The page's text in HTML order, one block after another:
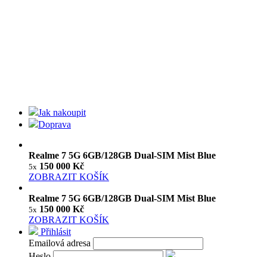
Jak nakoupit
Doprava
Realme 7 5G 6GB/128GB Dual-SIM Mist Blue
5x 150 000 Kč
ZOBRAZIT KOŠÍK
Realme 7 5G 6GB/128GB Dual-SIM Mist Blue
5x 150 000 Kč
ZOBRAZIT KOŠÍK
Přihlásit
Emailová adresa